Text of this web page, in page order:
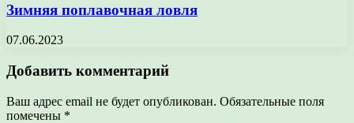
Зимняя поплавочная ловля
07.06.2023
Добавить комментарий
Ваш адрес email не будет опубликован. Обязательные поля
помечены *